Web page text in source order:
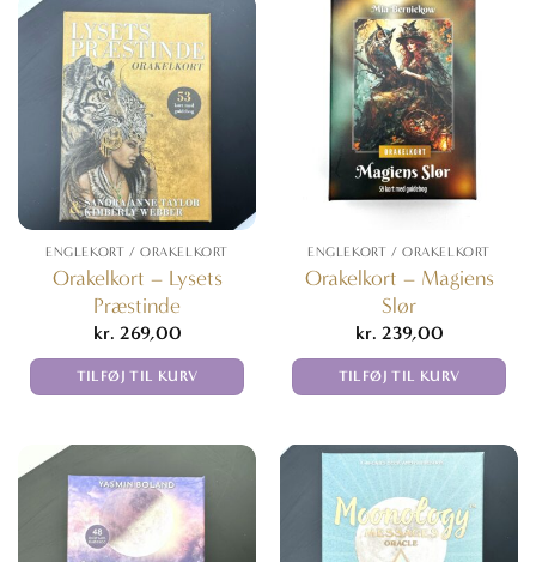
ENGLEKORT / ORAKELKORT
Orakelkort – Lysets
Præstinde
kr. 269,00
TILFØJ TIL KURV
ENGLEKORT / ORAKELKORT
Orakelkort – Magiens
Slør
kr. 239,00
TILFØJ TIL KURV